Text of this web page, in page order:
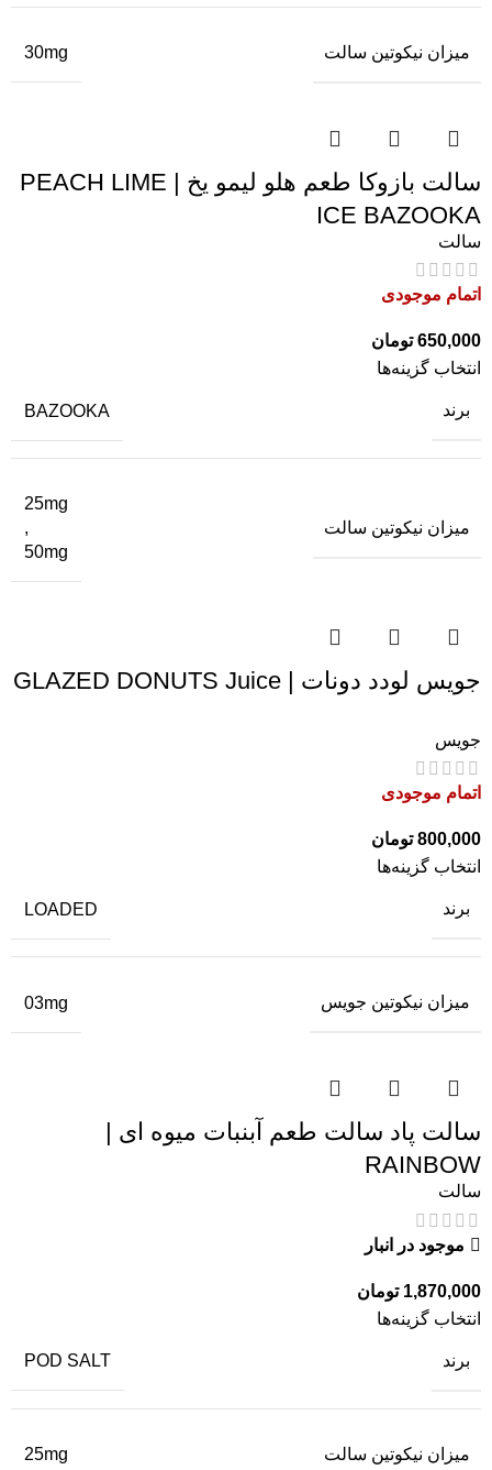
میزان نیکوتین سالت 30mg
سالت بازوکا طعم هلو لیمو یخ | PEACH LIME
ICE BAZOOKA
سالت
اتمام موجودی
650,000 تومان
انتخاب گزینه‌ها
برند BAZOOKA
میزان نیکوتین سالت
25mg
,
50mg
جویس لودد دونات | GLAZED DONUTS Juice
جویس
اتمام موجودی
800,000 تومان
انتخاب گزینه‌ها
برند LOADED
میزان نیکوتین جویس 03mg
سالت پاد سالت طعم آبنبات میوه ای |
RAINBOW
سالت
موجود در انبار
1,870,000 تومان
انتخاب گزینه‌ها
برند POD SALT
میزان نیکوتین سالت 25mg